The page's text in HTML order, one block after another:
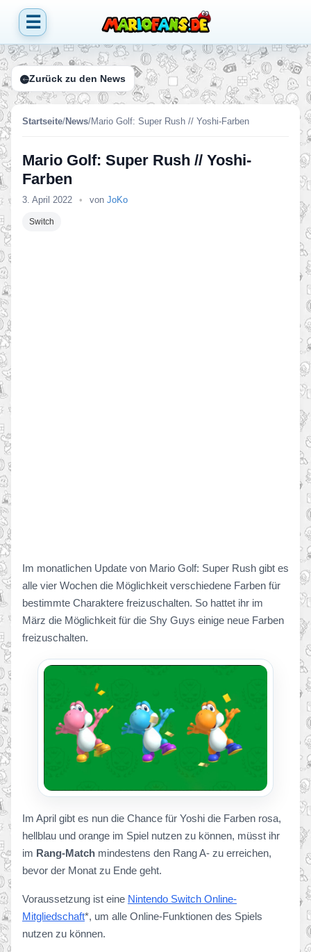
☰
Zurück zu den News
Startseite/News/Mario Golf: Super Rush // Yoshi-Farben
Mario Golf: Super Rush // Yoshi-
Farben
3. April 2022 • von JoKo
Switch
Im monatlichen Update von Mario Golf: Super Rush gibt es
alle vier Wochen die Möglichkeit verschiedene Farben für
bestimmte Charaktere freizuschalten. So hattet ihr im
März die Möglichkeit für die Shy Guys einige neue Farben
freizuschalten.
Im April gibt es nun die Chance für Yoshi die Farben rosa,
hellblau und orange im Spiel nutzen zu können, müsst ihr
im Rang-Match mindestens den Rang A- zu erreichen,
bevor der Monat zu Ende geht.
Voraussetzung ist eine Nintendo Switch Online-
Mitgliedschaft*, um alle Online-Funktionen des Spiels
nutzen zu können.